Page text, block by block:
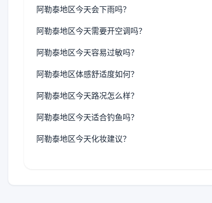
阿勒泰地区今天会下雨吗？
阿勒泰地区今天需要开空调吗？
阿勒泰地区今天容易过敏吗？
阿勒泰地区体感舒适度如何？
阿勒泰地区今天路况怎么样？
阿勒泰地区今天适合钓鱼吗？
阿勒泰地区今天化妆建议？